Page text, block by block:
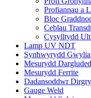
Profiannau a
Bloc
Ceblau
Cysylltydd
Lamp UV NDT
Synhwyrydd
Mesurydd
Mesurydd Ferrite
Dadansoddwr
Gauge Weld